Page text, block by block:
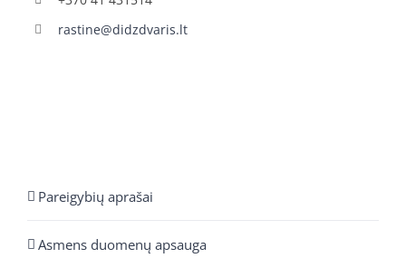
rastine@didzdvaris.lt
Pareigybių aprašai
Asmens duomenų apsauga